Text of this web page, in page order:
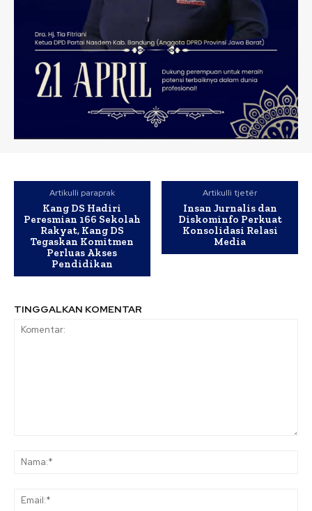
Artikulli paraprak
Kang DS Hadiri
Peresmian 166 Sekolah
Rakyat, Kang DS
Tegaskan Komitmen
Perluas Akses
Pendidikan
Artikulli tjetër
Insan Jurnalis dan
Diskominfo Perkuat
Konsolidasi Relasi
Media
TINGGALKAN KOMENTAR